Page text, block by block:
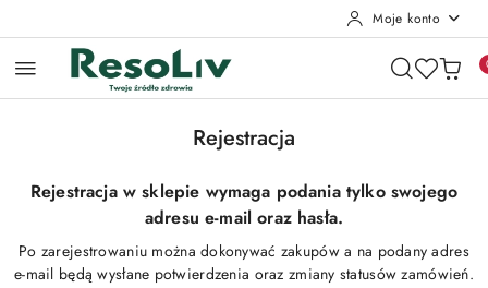
Moje konto
Rejestracja
Rejestracja w sklepie wymaga podania tylko swojego
adresu e-mail oraz hasła.
Po zarejestrowaniu można dokonywać zakupów a na podany adres
e-mail będą wysłane potwierdzenia oraz zmiany statusów zamówień.